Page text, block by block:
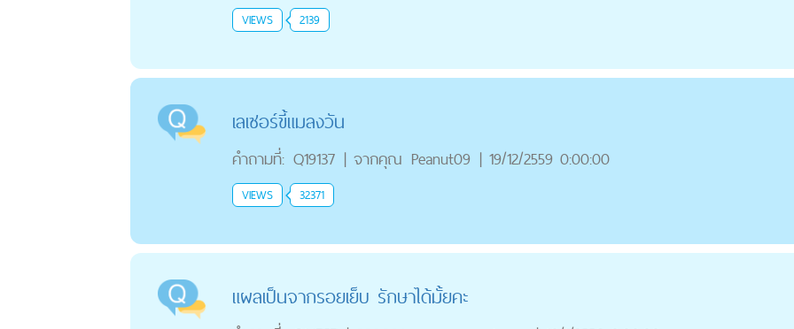
VIEWS 2139
เลเซอร์ขี้แมลงวัน
คำถามที่: Q19137 | จากคุณ Peanut09 | 19/12/2559 0:00:00
VIEWS 32371
แผลเป็นจากรอยเย็บ รักษาได้มั้ยคะ